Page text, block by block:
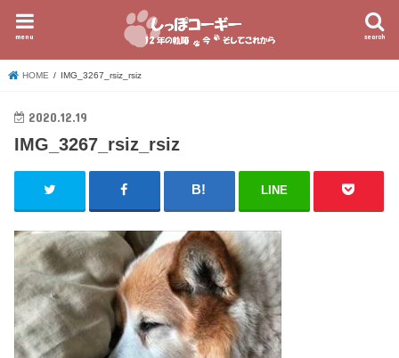
search
menu
HOME IMG_3267_rsiz_rsiz
2020.12.19
IMG_3267_rsiz_rsiz
LINE